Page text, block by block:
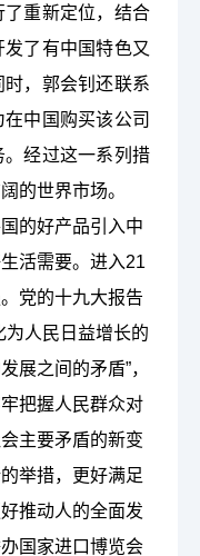
重新定位，结合
了有中国特色又
，郭会钊还联系
在中国购买该公司
经过这一系列措
的世界市场。
的好产品引入中
活需要。 进入21
党的十九大报告
为人民日益增长的
展之间的矛盾”，
把握人民群众对
主要矛盾的新变
举措，更好满足
推动人的全面发
国家进口博览会